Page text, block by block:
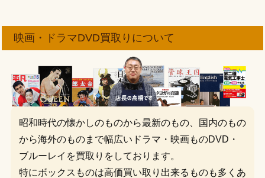
映画・ドラマDVD買取りについて
昭和時代の懐かしのものから最新のもの、国内のもの
から海外のものまで幅広いドラマ・映画ものDVD・
ブルーレイを買取りをしております。
特にボックスものは高価買い取り出来るものも多くあ